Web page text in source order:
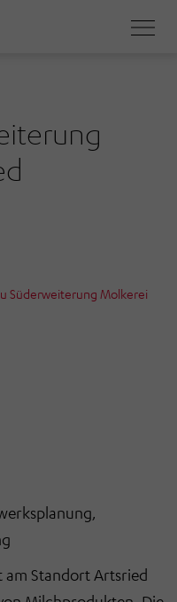
Süderweiterung Molkerei
Standort Artsried